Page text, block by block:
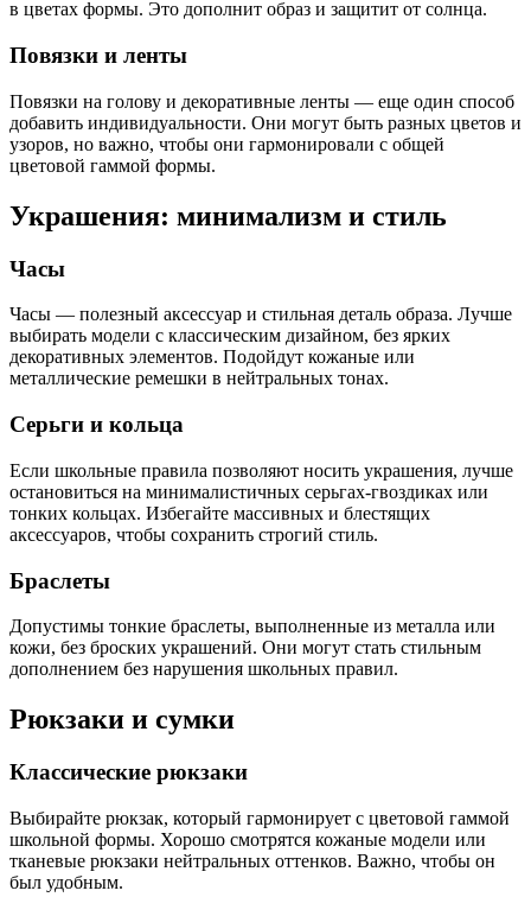
в цветах формы. Это дополнит образ и защитит от солнца.
Повязки и ленты
Повязки на голову и декоративные ленты — еще один способ
добавить индивидуальности. Они могут быть разных цветов и
узоров, но важно, чтобы они гармонировали с общей
цветовой гаммой формы.
Украшения: минимализм и стиль
Часы
Часы — полезный аксессуар и стильная деталь образа. Лучше
выбирать модели с классическим дизайном, без ярких
декоративных элементов. Подойдут кожаные или
металлические ремешки в нейтральных тонах.
Серьги и кольца
Если школьные правила позволяют носить украшения, лучше
остановиться на минималистичных серьгах-гвоздиках или
тонких кольцах. Избегайте массивных и блестящих
аксессуаров, чтобы сохранить строгий стиль.
Браслеты
Допустимы тонкие браслеты, выполненные из металла или
кожи, без броских украшений. Они могут стать стильным
дополнением без нарушения школьных правил.
Рюкзаки и сумки
Классические рюкзаки
Выбирайте рюкзак, который гармонирует с цветовой гаммой
школьной формы. Хорошо смотрятся кожаные модели или
тканевые рюкзаки нейтральных оттенков. Важно, чтобы он
был удобным.